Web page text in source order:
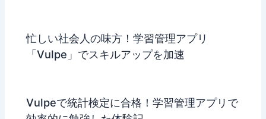
忙しい社会人の味方！学習管理アプリ
「Vulpe」でスキルアップを加速
Vulpeで統計検定に合格！学習管理アプリで